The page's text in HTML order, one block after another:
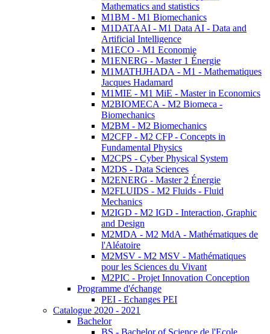
Mathematics and statistics
M1BM - M1 Biomechanics
M1DATAAI - M1 Data AI - Data and
Artificial Intelligence
M1ECO - M1 Economie
M1ENERG - Master 1 Énergie
M1MATHJHADA - M1 - Mathematiques
Jacques Hadamard
M1MIE - M1 MiE - Master in Economics
M2BIOMECA - M2 Biomeca -
Biomechanics
M2BM - M2 Biomechanics
M2CFP - M2 CFP - Concepts in
Fundamental Physics
M2CPS - Cyber Physical System
M2DS - Data Sciences
M2ENERG - Master 2 Énergie
M2FLUIDS - M2 Fluids - Fluid
Mechanics
M2IGD - M2 IGD - Interaction, Graphic
and Design
M2MDA - M2 MdA - Mathématiques de
l'Aléatoire
M2MSV - M2 MSV - Mathématiques
pour les Sciences du Vivant
M2PIC - Projet Innovation Conception
Programme d'échange
PEI - Echanges PEI
Catalogue 2020 - 2021
Bachelor
BS - Bachelor of Science de l'Ecole